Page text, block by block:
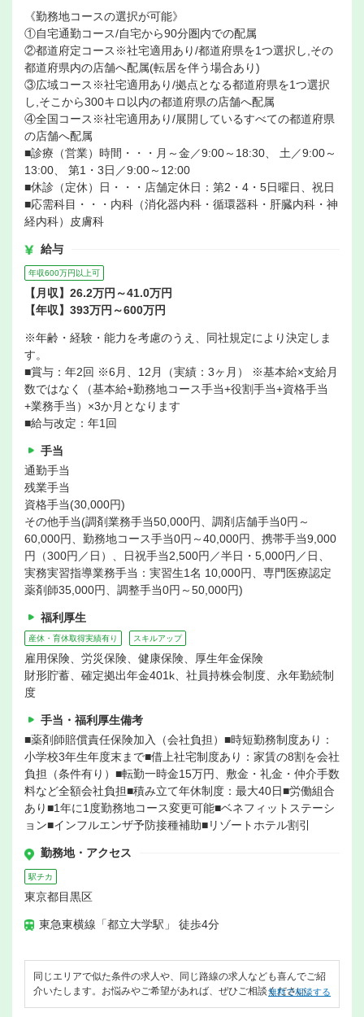
《勤務地コースの選択が可能》
①自宅通勤コース/自宅から90分圏内での配属
②都道府定コース※社宅適用あり/都道府県を1つ選択し,その
都道府県内の店舗へ配属(転居を伴う場合あり)
③広域コース※社宅適用あり/拠点となる都道府県を1つ選択
し,そこから300キロ以内の都道府県の店舗へ配属
④全国コース※社宅適用あり/展開しているすべての都道府県
の店舗へ配属
■診療（営業）時間・・・月～金／9:00～18:30、 土／9:00～
13:00、 第1・3日／9:00～12:00
■休診（定休）日・・・店舗定休日：第2・4・5日曜日、祝日
■応需科目・・・内科（消化器内科・循環器科・肝臓内科・神
経内科）皮膚科
給与
年収600万円以上可
【月収】26.2万円～41.0万円
【年収】393万円～600万円
※年齢・経験・能力を考慮のうえ、同社規定により決定しま
す。
■賞与：年2回 ※6月、12月（実績：3ヶ月） ※基本給×支給月
数ではなく（基本給+勤務地コース手当+役割手当+資格手当
+業務手当）×3か月となります
■給与改定：年1回
手当
通勤手当
残業手当
資格手当(30,000円)
その他手当(調剤業務手当50,000円、調剤店舗手当0円～
60,000円、勤務地コース手当0円～40,000円、携帯手当9,000
円（300円／日）、日祝手当2,500円／半日・5,000円／日、
実務実習指導業務手当：実習生1名 10,000円、専門医療認定
薬剤師35,000円、調整手当0円～50,000円)
福利厚生
産休・育休取得実績有り スキルアップ
雇用保険、労災保険、健康保険、厚生年金保険
財形貯蓄、確定拠出年金401k、社員持株会制度、永年勤続制
度
手当・福利厚生備考
■薬剤師賠償責任保険加入（会社負担）■時短勤務制度あり：
小学校3年生年度末まで■借上社宅制度あり：家賃の8割を会社
負担（条件有り）■転勤一時金15万円、敷金・礼金・仲介手数
料など全額会社負担■積み立て年休制度：最大40日■労働組合
あり■1年に1度勤務地コース変更可能■ベネフィットステーシ
ョン■インフルエンザ予防接種補助■リゾートホテル割引
勤務地・アクセス
駅チカ
東京都目黒区
東急東横線「都立大学駅」 徒歩4分
同じエリアで似た条件の求人や、同じ路線の求人なども喜んでご紹
介いたします。お悩みやご希望があれば、ぜひご相談ください。
無料で相談する